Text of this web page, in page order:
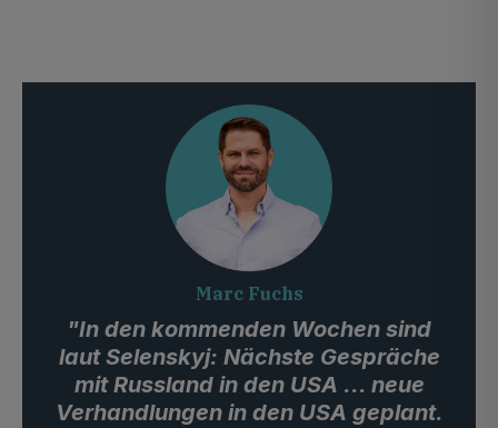
Marc Fuchs
"In den kommenden Wochen sind
laut Selenskyj: Nächste Gespräche
mit Russland in den USA ... neue
Verhandlungen in den USA geplant.